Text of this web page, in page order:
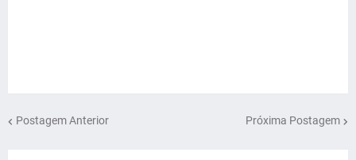
Postagem Anterior Próxima Postagem